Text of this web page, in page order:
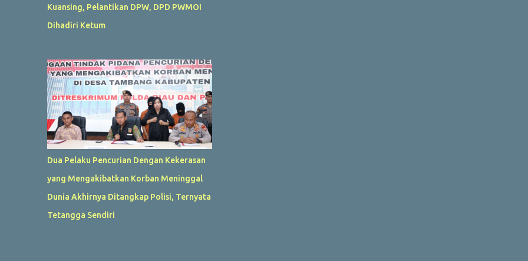
Kuansing, Pelantikan DPW, DPD PWMOI
Dihadiri Ketum
Dua Pelaku Pencurian Dengan Kekerasan
yang Mengakibatkan Korban Meninggal
Dunia Akhirnya Ditangkap Polisi, Ternyata
Tetangga Sendiri